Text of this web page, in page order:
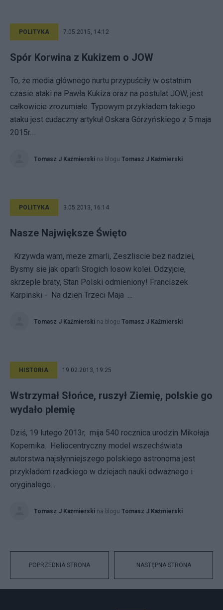
POLITYKA 7.05.2015, 14:12
Spór Korwina z Kukizem o JOW
To, że media głównego nurtu przypuściły w ostatnim
czasie ataki na Pawła Kukiza oraz na postulat JOW, jest
całkowicie zrozumiałe. Typowym przykładem takiego
ataku jest cudaczny artykuł Oskara Górzyńskiego z 5 maja
2015r....
Tomasz J Kaźmierski na blogu Tomasz J Kaźmierski
POLITYKA 3.05.2013, 16:14
Nasze Największe Święto
Krzywda wam, meze zmarli, Zeszliscie bez nadziei,
Bysmy sie jak oparli Srogich losow kolei. Odzyjcie,
skrzeple braty, Stan Polski odmieniony! Franciszek
Karpinski - Na dzien Trzeci Maja ...
Tomasz J Kaźmierski na blogu Tomasz J Kaźmierski
HISTORIA 19.02.2013, 19:25
Wstrzymał Słońce, ruszył Ziemię, polskie go
wydało plemię
Dziś, 19 lutego 2013r, mija 540 rocznica urodzin Mikołaja
Kopernika. Heliocentryczny model wszechświata
autorstwa najsłynniejszego polskiego astronoma jest
przykładem rzadkiego w dziejach nauki odważnego i
oryginalego...
Tomasz J Kaźmierski na blogu Tomasz J Kaźmierski
POPRZEDNIA STRONA NASTĘPNA STRONA